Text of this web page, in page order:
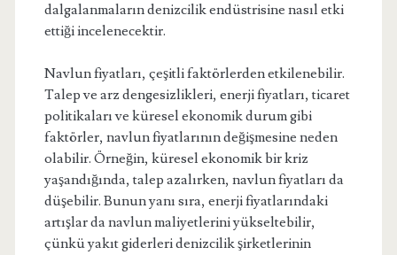
dalgalanmaların denizcilik endüstrisine nasıl etki
ettiği incelenecektir.
Navlun fiyatları, çeşitli faktörlerden etkilenebilir.
Talep ve arz dengesizlikleri, enerji fiyatları, ticaret
politikaları ve küresel ekonomik durum gibi
faktörler, navlun fiyatlarının değişmesine neden
olabilir. Örneğin, küresel ekonomik bir kriz
yaşandığında, talep azalırken, navlun fiyatları da
düşebilir. Bunun yanı sıra, enerji fiyatlarındaki
artışlar da navlun maliyetlerini yükseltebilir,
çünkü yakıt giderleri denizcilik şirketlerinin